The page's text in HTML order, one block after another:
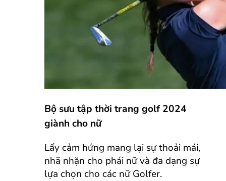
Bộ sưu tập thời trang golf 2024
giành cho nữ
Lấy cảm hứng mang lại sự thoải mái,
nhã nhặn cho phái nữ và đa dạng sự
lựa chọn cho các nữ Golfer.